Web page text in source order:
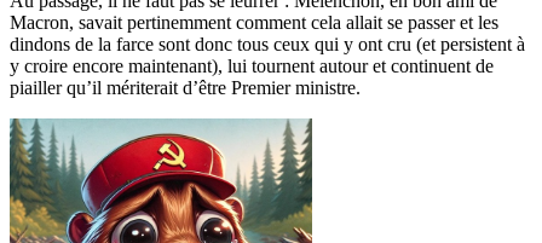
Macron, savait pertinemment comment cela allait se passer et les
dindons de la farce sont donc tous ceux qui y ont cru (et persistent à
y croire encore maintenant), lui tournent autour et continuent de
piailler qu’il mériterait d’être Premier ministre.